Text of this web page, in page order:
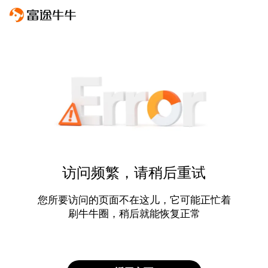
访问频繁，请稍后重试
您所要访问的页面不在这儿，它可能正忙着
刷牛牛圈，稍后就能恢复正常